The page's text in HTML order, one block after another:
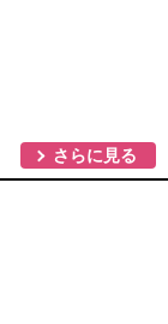
さらに見る